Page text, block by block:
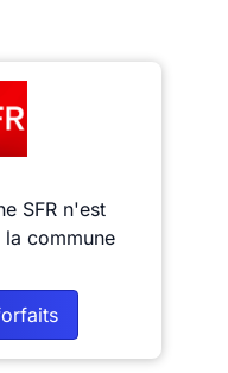
SFR n'est
commune